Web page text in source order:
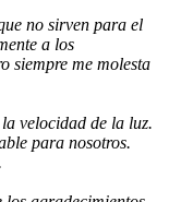
no sirven para el
a los
siempre me molesta
velocidad de la luz.
para nosotros.